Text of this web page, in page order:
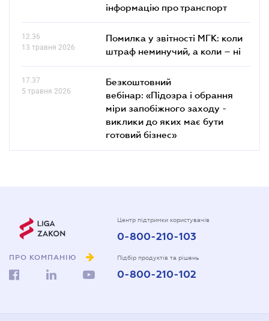
інформацію про транспорт
12.36
13 травня 2026
Помилка у звітності МГК: коли
штраф неминучий, а коли – ні
17.37
5 травня 2026
Безкоштовний
вебінар: «Підозра і обрання
міри запобіжного заходу -
виклики до яких має бути
готовий бізнес»
ПРО КОМПАНІЮ
Центр підтримки користувачів
0-800-210-103
Підбір продуктів та рішень
0-800-210-102